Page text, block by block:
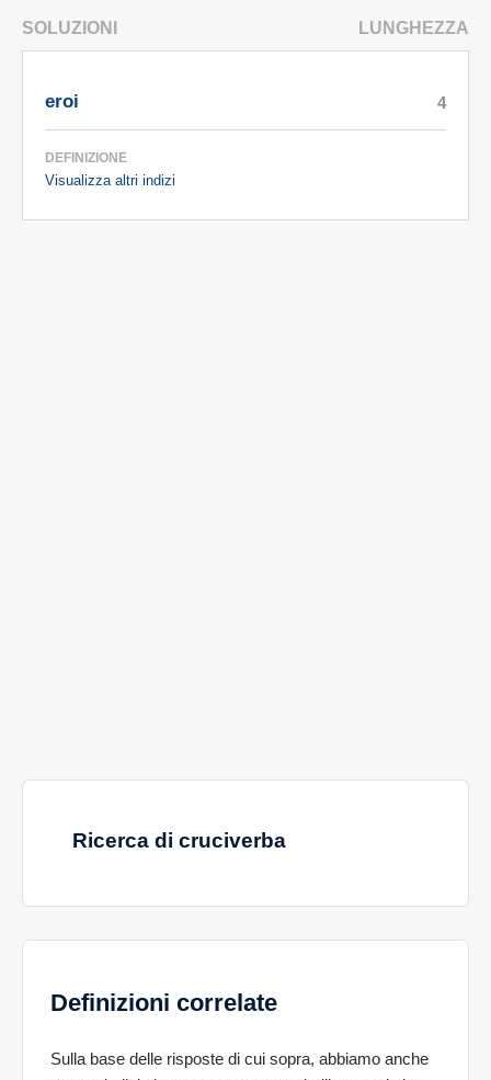
SOLUZIONI LUNGHEZZA
eroi
DEFINIZIONE
Visualizza altri indizi
4
Ricerca di cruciverba
Definizioni correlate
Sulla base delle risposte di cui sopra, abbiamo anche